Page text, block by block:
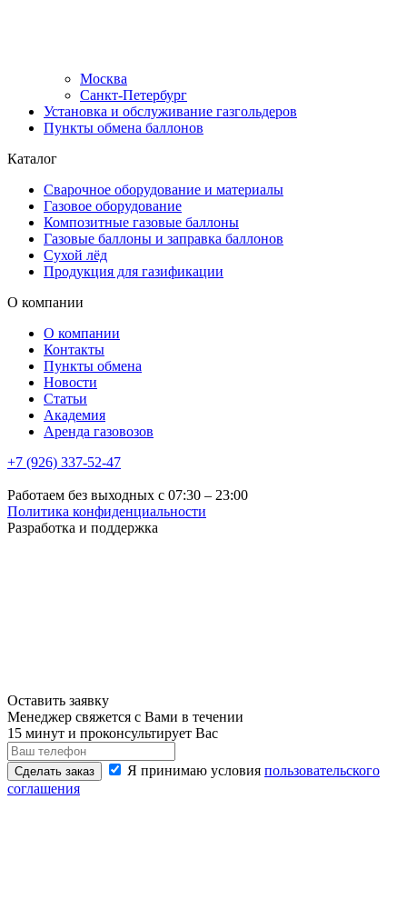
Москва
Санкт-Петербург
Установка и обслуживание газгольдеров
Пункты обмена баллонов
Каталог
Сварочное оборудование и материалы
Газовое оборудование
Композитные газовые баллоны
Газовые баллоны и заправка баллонов
Сухой лёд
Продукция для газификации
О компании
О компании
Контакты
Пункты обмена
Новости
Статьи
Академия
Аренда газовозов
+7 (926) 337-52-47
Работаем без выходных с 07:30 – 23:00
Политика конфиденциальности
Разработка и поддержка
Оставить заявку
Менеджер свяжется с Вами в течении
15 минут и проконсультирует Вас
Сделать заказ Я принимаю условия пользовательского
соглашения